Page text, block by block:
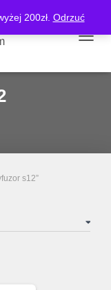
200zł. Odrzuć
s12”